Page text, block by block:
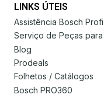
LINKS ÚTEIS
Assistência Bosch
Serviço de Peças para
Blog
Prodeals
Folhetos / Catálogos
Bosch PRO360